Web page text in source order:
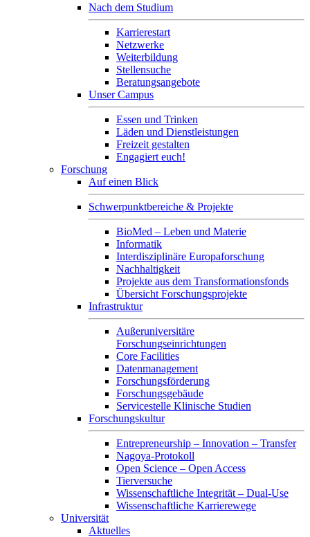
Nach dem Studium
Karrierestart
Netzwerke
Weiterbildung
Stellensuche
Beratungsangebote
Unser Campus
Essen und Trinken
Läden und Dienstleistungen
Freizeit gestalten
Engagiert euch!
Forschung
Auf einen Blick
Schwerpunktbereiche & Projekte
BioMed – Leben und Materie
Informatik
Interdisziplinäre Europaforschung
Nachhaltigkeit
Projekte aus dem Transformationsfonds
Übersicht Forschungsprojekte
Infrastruktur
Außeruniversitäre
Forschungseinrichtungen
Core Facilities
Datenmanagement
Forschungsförderung
Forschungsgebäude
Servicestelle Klinische Studien
Forschungskultur
Entrepreneurship – Innovation – Transfer
Nagoya-Protokoll
Open Science – Open Access
Tierversuche
Wissenschaftliche Integrität – Dual-Use
Wissenschaftliche Karrierewege
Universität
Aktuelles